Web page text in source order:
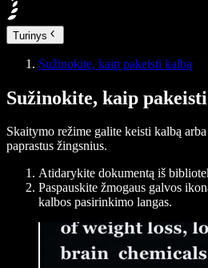
Turinys
Sužinokite, kaip pakeisti kalbą
Sužinokite, kaip
Skaitymo režime galite keisti kalbą
paprastus žingsnius.
Atidarykite dokumentą iš
Paspauskite žmogaus galvos
kalbos pasirinkimo langas.